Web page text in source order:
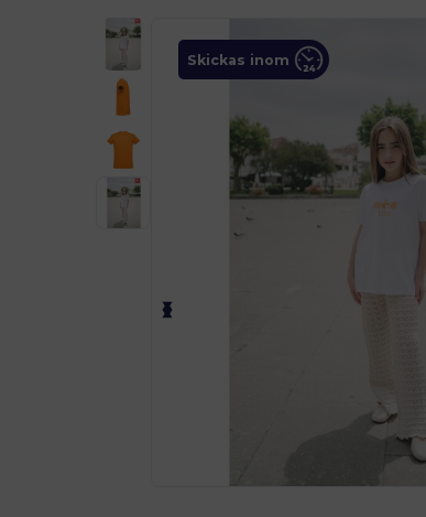
Skickas inom